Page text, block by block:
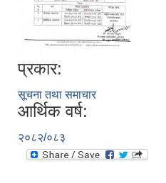
प्रकार:
सूचना तथा समाचार
आर्थिक वर्ष:
२०८२/०८३